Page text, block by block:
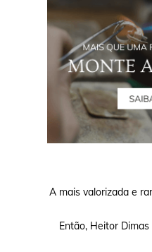
A mais valorizada e
Então, Heitor